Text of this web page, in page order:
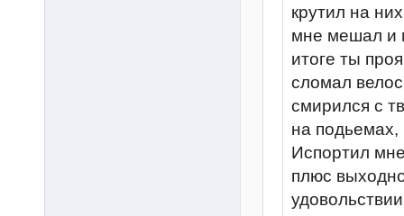
крутил на
мне мешал и
итоге ты
сломал
смирился с
на подьемах,
Испортил
плюс
удовольствии